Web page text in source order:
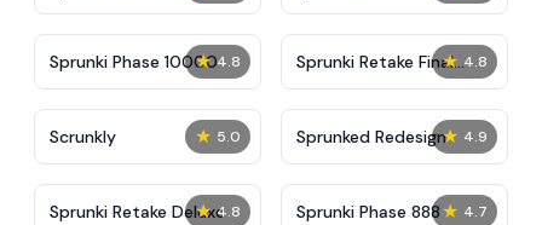
★ 4.8
Sprunki Phase 10000 ★ 4.8
Sprunki Retake Final
Update
★ 5.0
Scrunkly ★ 4.9
Sprunked Redesign
★ 4.8
Sprunki Retake Deluxe ★ 4.7
Sprunki Phase 888